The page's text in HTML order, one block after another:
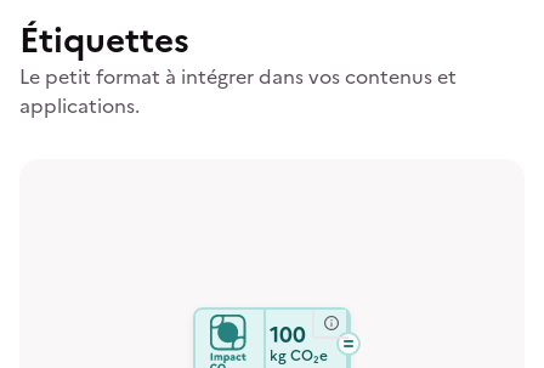
Étiquettes
Le petit format à intégrer dans vos contenus et
applications.
100
kgCO₂e